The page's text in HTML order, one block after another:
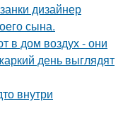
дизайнер
сына.
в дом воздух - они
день выглядят
внутри